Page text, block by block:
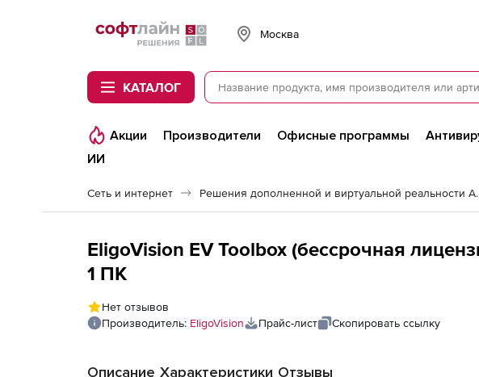
Softline
Москва
КАТАЛОГ
Акции Производители Офисные программы
ИИ
Сеть и интернет Решения
EligoVision EV Toolbox (бессрочная
1 ПК
Нет отзывов
Производитель: EligoVision Прайс-лист Скопировать ссылку
Описание Характеристики Отзывы